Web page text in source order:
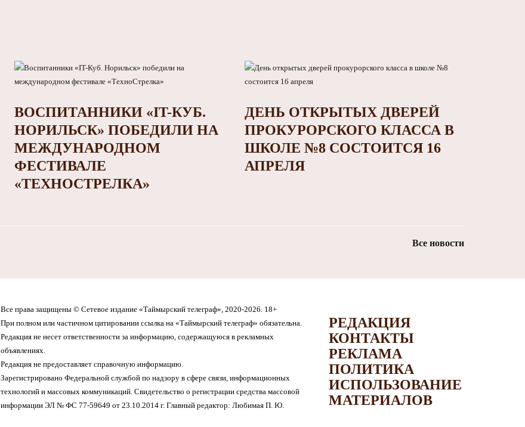
ВОСПИТАННИКИ «IT-КУБ.
НОРИЛЬСК» ПОБЕДИЛИ НА
МЕЖДУНАРОДНОМ
ФЕСТИВАЛЕ
«ТЕХНОСТРЕЛКА»
ДЕНЬ ОТКРЫТЫХ ДВЕРЕЙ
ПРОКУРОРСКОГО КЛАССА В
ШКОЛЕ №8 СОСТОИТСЯ 16
АПРЕЛЯ
Все новости
Все права защищены © Сетевое издание «Таймырский телеграф», 2020-2026. 18+
При полном или частичном цитировании ссылка на «Таймырский телеграф» обязательна.
Редакция не несет ответственности за информацию, содержащуюся в рекламных
объявлениях.
Редакция не предоставляет справочную информацию.
Зарегистрировано Федеральной службой по надзору в сфере связи, информационных
технологий и массовых коммуникаций. Свидетельство о регистрации средства массовой
информации ЭЛ № ФС 77-59649 от 23.10.2014 г. Главный редактор: Любимая П. Ю.
РЕДАКЦИЯ
КОНТАКТЫ
РЕКЛАМА
ПОЛИТИКА
ИСПОЛЬЗОВАНИЕ
МАТЕРИАЛОВ